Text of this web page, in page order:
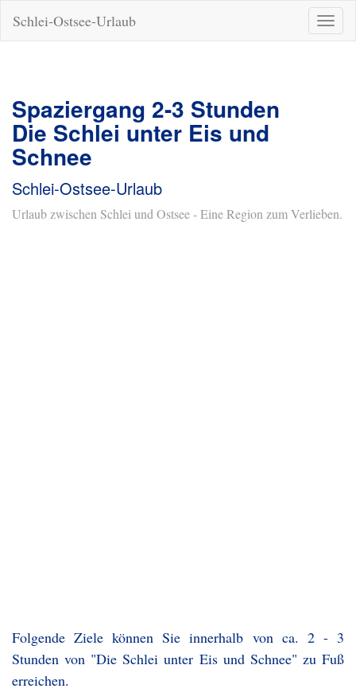
ein-/
Schlei-Ostsee-Urlaub
Spaziergang 2-3 Stunden
Die Schlei unter Eis und
Schnee
Schlei-Ostsee-Urlaub
Urlaub zwischen Schlei und Ostsee - Eine Region zum Verlieben.
Folgende Ziele können Sie innerhalb von ca. 2 - 3
Stunden von "Die Schlei unter Eis und Schnee" zu Fuß
erreichen.